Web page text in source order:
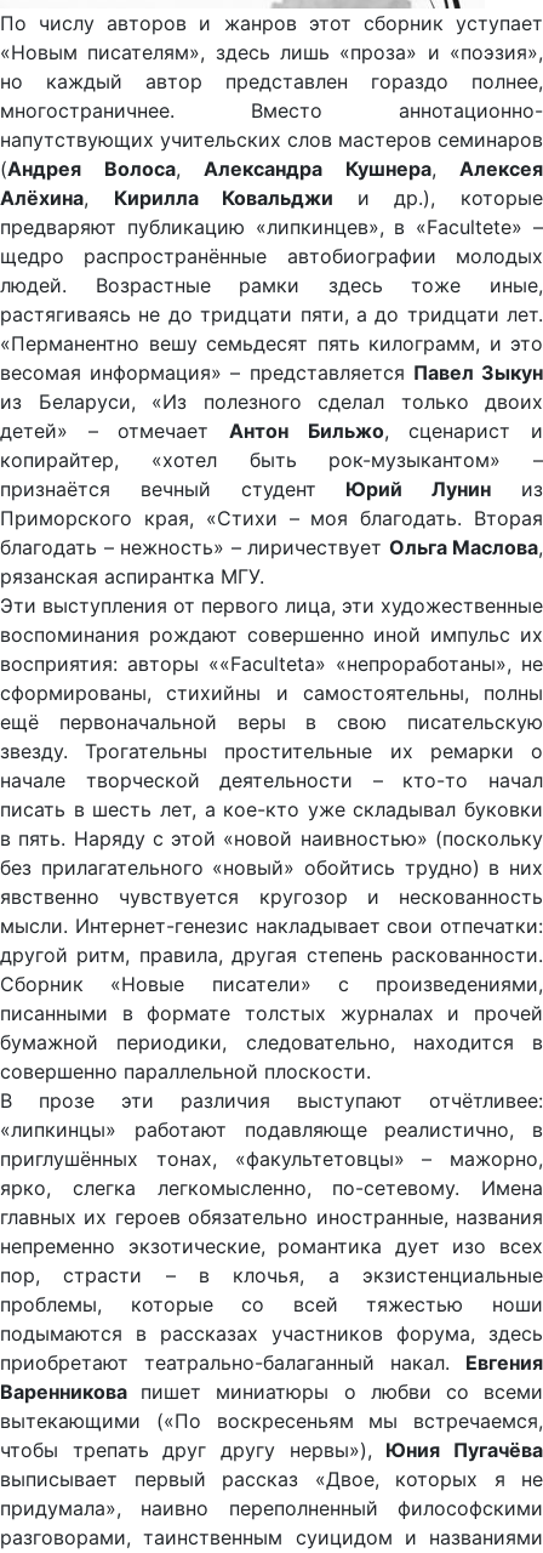
По числу авторов и жанров этот сборник уступает
«Новым писателям», здесь лишь «проза» и «поэзия»,
но каждый автор представлен гораздо полнее,
многостраничнее. Вместо аннотационно-
напутствующих учительских слов мастеров семинаров
(Андрея Волоса, Александра Кушнера, Алексея
Алёхина, Кирилла Ковальджи и др.), которые
предваряют публикацию «липкинцев», в «Facultetе» –
щедро распространённые автобиографии молодых
людей. Возрастные рамки здесь тоже иные,
растягиваясь не до тридцати пяти, а до тридцати лет.
«Перманентно вешу семьдесят пять килограмм, и это
весомая информация» – представляется Павел Зыкун
из Беларуси, «Из полезного сделал только двоих
детей» – отмечает Антон Бильжо, сценарист и
копирайтер, «хотел быть рок-музыкантом» –
признаётся вечный студент Юрий Лунин из
Приморского края, «Стихи – моя благодать. Вторая
благодать – нежность» – лиричествует Ольга Маслова,
рязанская аспирантка МГУ.
Эти выступления от первого лица, эти художественные
воспоминания рождают совершенно иной импульс их
восприятия: авторы ««Facultetа» «непроработаны», не
сформированы, стихийны и самостоятельны, полны
ещё первоначальной веры в свою писательскую
звезду. Трогательны простительные их ремарки о
начале творческой деятельности – кто-то начал
писать в шесть лет, а кое-кто уже складывал буковки
в пять. Наряду с этой «новой наивностью» (поскольку
без прилагательного «новый» обойтись трудно) в них
явственно чувствуется кругозор и нескованность
мысли. Интернет-генезис накладывает свои отпечатки:
другой ритм, правила, другая степень раскованности.
Сборник «Новые писатели» с произведениями,
писанными в формате толстых журналах и прочей
бумажной периодики, следовательно, находится в
совершенно параллельной плоскости.
В прозе эти различия выступают отчётливее:
«липкинцы» работают подавляюще реалистично, в
приглушённых тонах, «факультетовцы» – мажорно,
ярко, слегка легкомысленно, по-сетевому. Имена
главных их героев обязательно иностранные, названия
непременно экзотические, романтика дует изо всех
пор, страсти – в клочья, а экзистенциальные
проблемы, которые со всей тяжестью ноши
подымаются в рассказах участников форума, здесь
приобретают театрально-балаганный накал. Евгения
Варенникова пишет миниатюры о любви со всеми
вытекающими («По воскресеньям мы встречаемся,
чтобы трепать друг другу нервы»), Юния Пугачёва
выписывает первый рассказ «Двое, которых я не
придумала», наивно переполненный философскими
разговорами, таинственным суицидом и названиями